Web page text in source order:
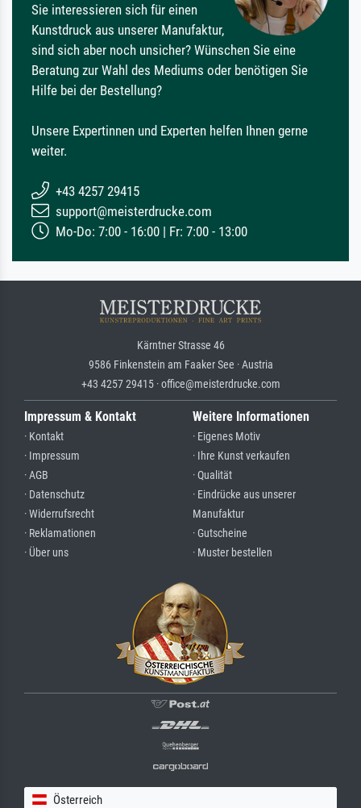
Sie interessieren sich für einen
Kunstdruck aus unserer Manufaktur,
sind sich aber noch unsicher? Wünschen Sie eine
Beratung zur Wahl des Mediums oder benötigen Sie
Hilfe bei der Bestellung?
Unsere Expertinnen und Experten helfen Ihnen gerne
weiter.
+43 4257 29415
support@meisterdrucke.com
Mo-Do: 7:00 - 16:00 | Fr: 7:00 - 13:00
Kärntner Strasse 46
9586 Finkenstein am Faaker See · Austria
+43 4257 29415 · office@meisterdrucke.com
Impressum & Kontakt
· Kontakt
· Impressum
· AGB
· Datenschutz
· Widerrufsrecht
· Reklamationen
· Über uns
Weitere Informationen
· Eigenes Motiv
· Ihre Kunst verkaufen
· Qualität
· Eindrücke aus unserer
Manufaktur
· Gutscheine
· Muster bestellen
Österreich